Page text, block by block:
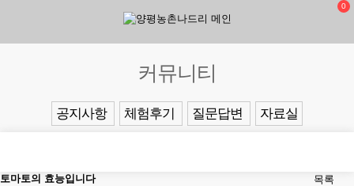
0
커뮤니티
공지사항 체험후기 질문답변 자료실
목록
토마토의 효능입니다